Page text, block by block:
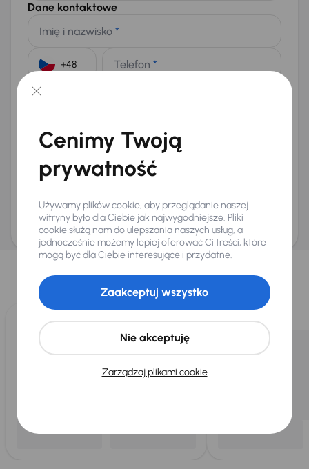
Dane kontaktowe
Imię i nazwisko *
Telefon *
E-mail
Na e-mail(opcjonalnie)
Na numer telefonu (opcjonalnie)
Wyślij zapytanie
ani zagwarantowaną dostępnością pojazdu. AURES Holdings a.s., z siedzibą
Dopraváků 874/15, Čimice, 184 00 Praga 8, będzie przechowywać i przetwarzać
Twoje dane osobowe zgodnie z zasadami ochrony i przetwarzaniadanych
osobowych.
Wybraliśmy dla Ciebie
Wybieramy dla Ciebie
z naszej oferty. Kupimy
dla Ciebiedo 400 pojazdówkażdego dnia.
Cenimy Twoją
prywatność
Używamy plików cookie, aby przeglądanie naszej
witryny było dla Ciebie jak najwygodniejsze. Pliki
cookie służą nam do ulepszania naszych usług, a
jednocześnie możemy lepiej oferować Ci treści, które
mogą być dla Ciebie interesujące i przydatne.
Zarządzaj plikami cookie
Nie akceptuję
Zaakceptuj wszystko